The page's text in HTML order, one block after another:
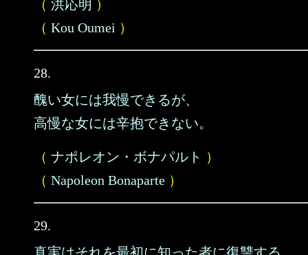
（ 洪応明 ）
（ Kou Oumei ）
28.
醜い女には我慢できるが、
高慢な女には辛抱できない。
（ ナポレオン・ボナパルト ）
（ Napoleon Bonaparte ）
29.